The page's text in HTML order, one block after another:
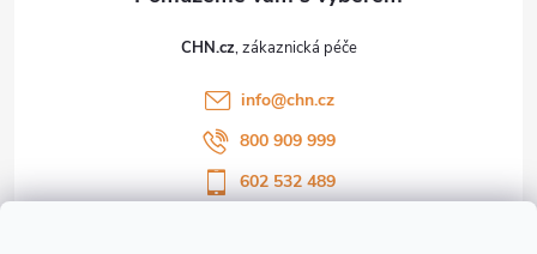
CHN.cz
info@chn.cz
800 909 999
602 532 489